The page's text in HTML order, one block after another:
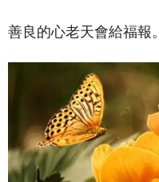
善良的心老天會給福報。